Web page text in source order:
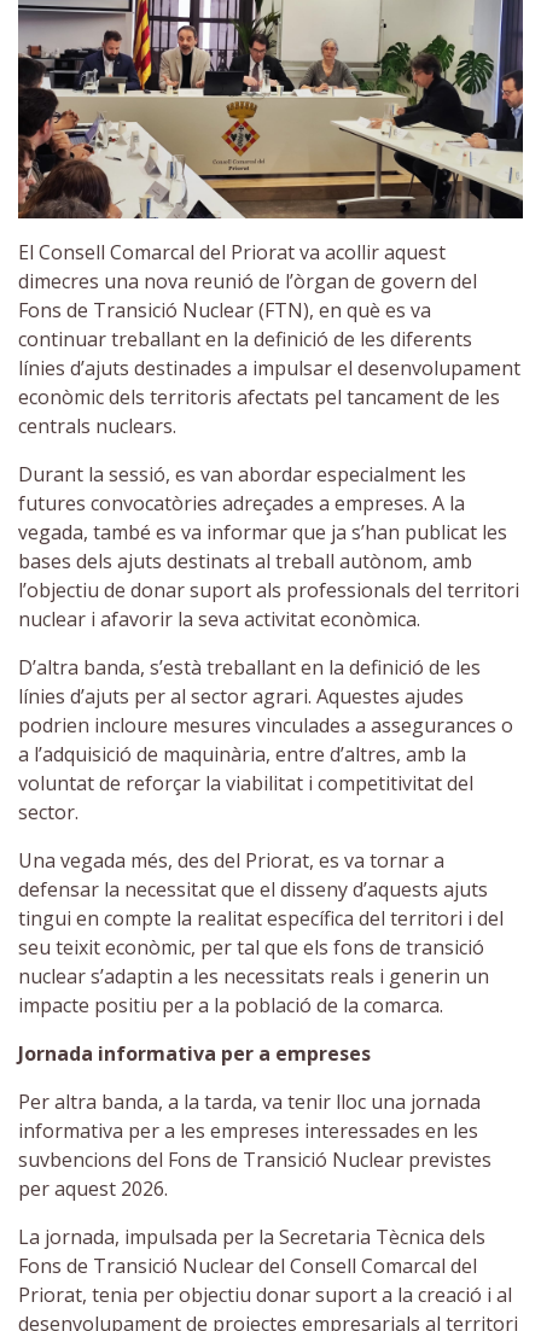
El Consell Comarcal del Priorat va acollir aquest
dimecres una nova reunió de l’òrgan de govern del
Fons de Transició Nuclear (FTN), en què es va
continuar treballant en la definició de les diferents
línies d’ajuts destinades a impulsar el desenvolupament
econòmic dels territoris afectats pel tancament de les
centrals nuclears.
Durant la sessió, es van abordar especialment les
futures convocatòries adreçades a empreses. A la
vegada, també es va informar que ja s’han publicat les
bases dels ajuts destinats al treball autònom, amb
l’objectiu de donar suport als professionals del territori
nuclear i afavorir la seva activitat econòmica.
D’altra banda, s’està treballant en la definició de les
línies d’ajuts per al sector agrari. Aquestes ajudes
podrien incloure mesures vinculades a assegurances o
a l’adquisició de maquinària, entre d’altres, amb la
voluntat de reforçar la viabilitat i competitivitat del
sector.
Una vegada més, des del Priorat, es va tornar a
defensar la necessitat que el disseny d’aquests ajuts
tingui en compte la realitat específica del territori i del
seu teixit econòmic, per tal que els fons de transició
nuclear s’adaptin a les necessitats reals i generin un
impacte positiu per a la població de la comarca.
Jornada informativa per a empreses
Per altra banda, a la tarda, va tenir lloc una jornada
informativa per a les empreses interessades en les
suvbencions del Fons de Transició Nuclear previstes
per aquest 2026.
La jornada, impulsada per la Secretaria Tècnica dels
Fons de Transició Nuclear del Consell Comarcal del
Priorat, tenia per objectiu donar suport a la creació i al
desenvolupament de projectes empresarials al territori